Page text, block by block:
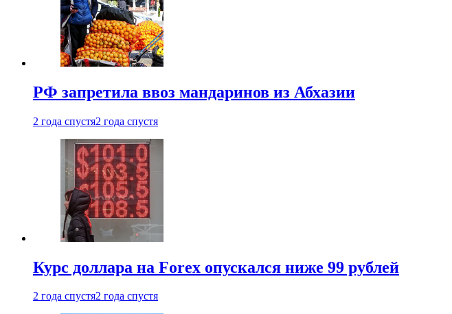
РФ запретила ввоз мандаринов из Абхазии
2 года спустя2 года спустя
Курс доллара на Forex опускался ниже 99 рублей
2 года спустя2 года спустя